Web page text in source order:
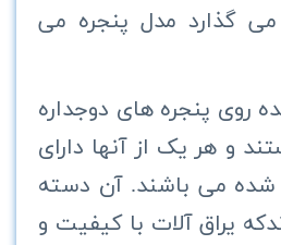
می گذارد مدل پنجره می
روی پنجره های دوجداره
و هر یک از آنها دارای
می باشند. آن دسته
یراق آلات با کیفیت و